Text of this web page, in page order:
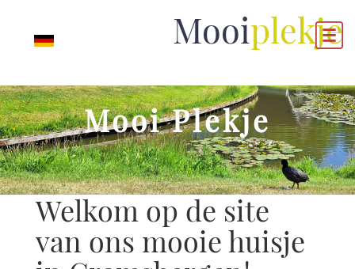
Mooiplekje
Mooi Plekje
Welkom op de site
van ons mooie huisje